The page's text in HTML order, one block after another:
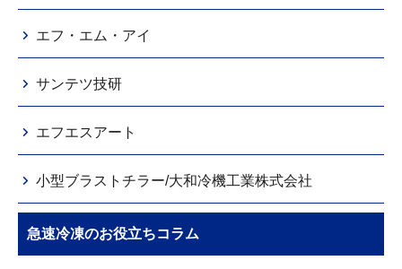
エフ・エム・アイ
サンテツ技研
エフエスアート
小型ブラストチラー/大和冷機工業株式会社
急速冷凍のお役立ちコラム